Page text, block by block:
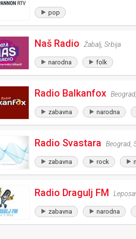
pop
Naš Radio Žabalj Srbija
narodna folk
Radio Balkanfox Beograd
zabavna narodna
Radio Svastara Beograd
zabavna rock
Radio Dragulj FM
zabavna narodna